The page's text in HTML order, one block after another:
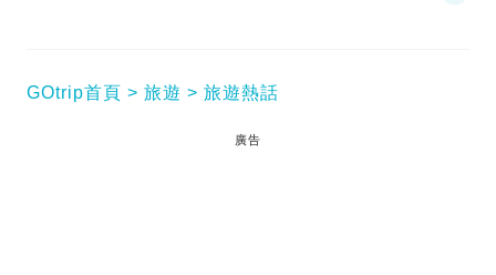
GOtrip首頁 旅遊 旅遊熱話
廣告